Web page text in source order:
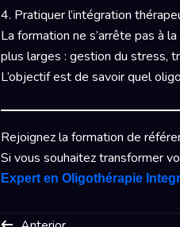
4. Pratiquer l’intégration
La formation ne s’arrête pas à
plus larges : gestion du stress,
L’objectif est de savoir quel
Rejoignez la formation de
Si vous souhaitez transformer
Expert en Oligothérapie